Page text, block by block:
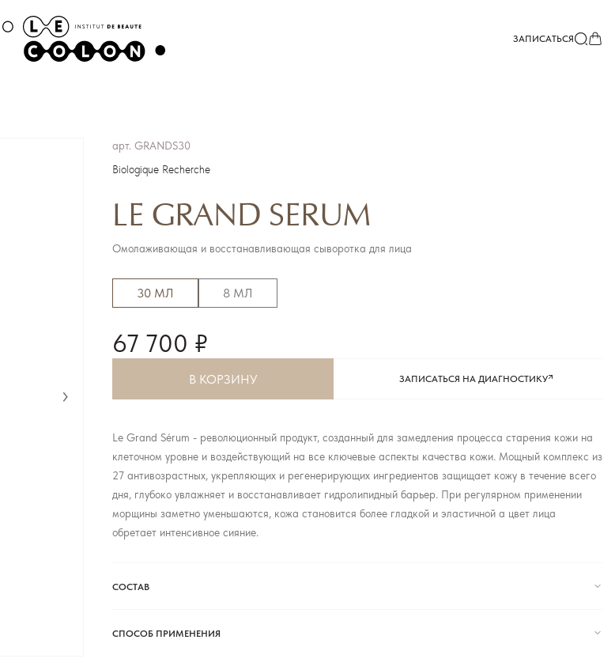
ЗАПИСАТЬСЯ
арт. GRANDS30
Biologique Recherche
LE GRAND SERUM
30 МЛ 8 МЛ
67 700 ₽
В КОРЗИНУ ЗАПИСАТЬСЯ НА ДИАГНОСТИКУ
Омолаживающая и восстанавливающая сыворотка для лица
Le Grand Sérum - революционный продукт, созданный для замедления процесса старения кожи на
клеточном уровне и воздействующий на все ключевые аспекты качества кожи. Мощный комплекс из
27 антивозрастных, укрепляющих и регенерирующих ингредиентов защищает кожу в течение всего
дня, глубоко увлажняет и восстанавливает гидролипидный барьер. При регулярном применении
морщины заметно уменьшаются, кожа становится более гладкой и эластичной а цвет лица
обретает интенсивное сияние.
СОСТАВ
СПОСОБ ПРИМЕНЕНИЯ